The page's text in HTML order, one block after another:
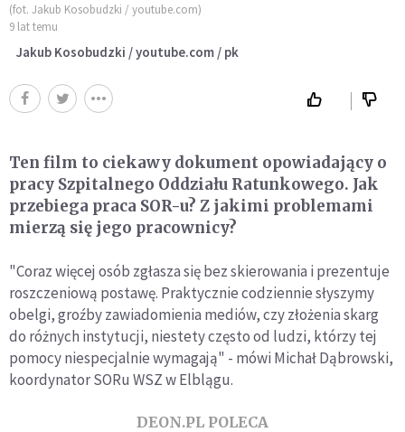
(fot. Jakub Kosobudzki / youtube.com)
9 lat temu
Jakub Kosobudzki / youtube.com / pk
Ten film to ciekawy dokument opowiadający o
pracy Szpitalnego Oddziału Ratunkowego. Jak
przebiega praca SOR-u? Z jakimi problemami
mierzą się jego pracownicy?
"Coraz więcej osób zgłasza się bez skierowania i prezentuje
roszczeniową postawę. Praktycznie codziennie słyszymy
obelgi, groźby zawiadomienia mediów, czy złożenia skarg
do różnych instytucji, niestety często od ludzi, którzy tej
pomocy niespecjalnie wymagają" - mówi Michał Dąbrowski,
koordynator SORu WSZ w Elblągu.
DEON.PL POLECA